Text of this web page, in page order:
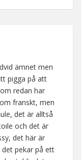
ämnet men
pigga på att
redan har
franskt, men
det är alltså
och det är
det här är
pekar på ett